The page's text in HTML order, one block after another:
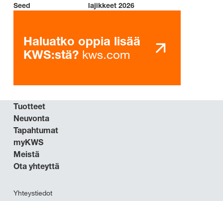
Seed
lajikkeet 2026
Haluatko oppia lisää
KWS:stä? kws.com
Tuotteet
Neuvonta
Tapahtumat
myKWS
Meistä
Ota yhteyttä
Yhteystiedot